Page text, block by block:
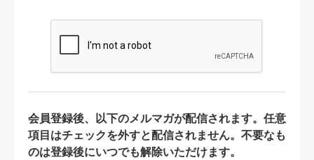
会員登録後、以下のメルマガが配信されます。任意
項目はチェックを外すと配信されません。不要なも
のは登録後にいつでも解除いただけます。